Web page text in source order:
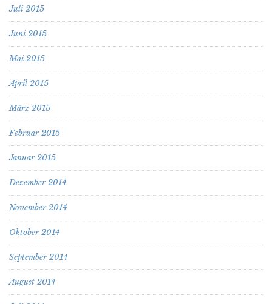
Juli 2015
Juni 2015
Mai 2015
April 2015
März 2015
Februar 2015
Januar 2015
Dezember 2014
November 2014
Oktober 2014
September 2014
August 2014